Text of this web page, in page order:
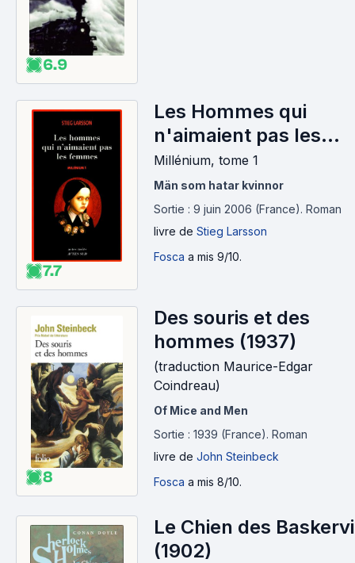
6.9
7.7
Les Hommes qui
n'aimaient pas les
femmes (2005)
Millénium, tome 1
Män som hatar kvinnor
Sortie : 9 juin 2006 (France). Roman
livre de Stieg Larsson
Fosca a mis 9/10.
8
Des souris et des
hommes (1937)
(traduction Maurice-Edgar
Coindreau)
Of Mice and Men
Sortie : 1939 (France). Roman
livre de John Steinbeck
Fosca a mis 8/10.
Le Chien des
(1902)